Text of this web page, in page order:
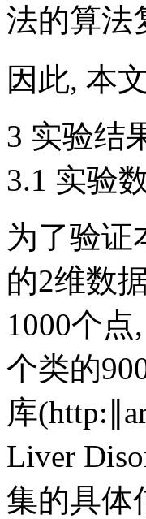
法的算法
因此, 本
3 实验结
3.1 实验
为了验证
的2维数
1000个
个类的
库
Liver
集的具体